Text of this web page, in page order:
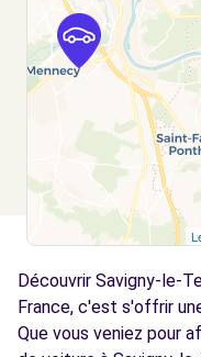
Free2move Rent -
VERT SAINT
4, rue Paul Henri
VERT SAINT
Voir l'agence
Free2move Rent -
61 RN6/RD306 -
CESSON, FR-77,
Découvrir Savigny-le-
France, c'est s'offrir
Que vous veniez pour